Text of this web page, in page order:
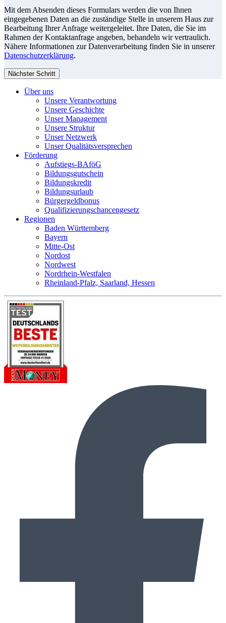
Mit dem Absenden dieses Formulars werden die von Ihnen
eingegebenen Daten an die zuständige Stelle in unserem Haus zur
Bearbeitung Ihrer Anfrage weitergeleitet. Ihre Daten, die Sie im
Rahmen der Kontaktanfrage angeben, behandeln wir vertraulich.
Nähere Informationen zur Datenverarbeitung finden Sie in unserer
Datenschutzerklärung.
Nächster Schritt
Über uns
Unsere Verantwortung
Unsere Geschichte
Unser Management
Unsere Struktur
Unser Netzwerk
Unser Qualitätsversprechen
Förderung
Aufstiegs-BAföG
Bildungsgutschein
Bildungskredit
Bildungsurlaub
Bürgergeldbonus
Qualifizierungschancengesetz
Regionen
Baden Württemberg
Bayern
Mitte-Ost
Nordost
Nordwest
Nordrhein-Westfalen
Rheinland-Pfalz, Saarland, Hessen